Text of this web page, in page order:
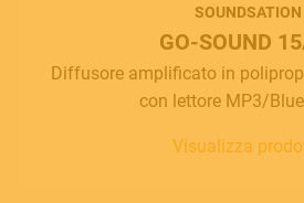
SOUNDSATION
GO-SOUND
Diffusore amplificato in
con lettore MP3/
Visualizza